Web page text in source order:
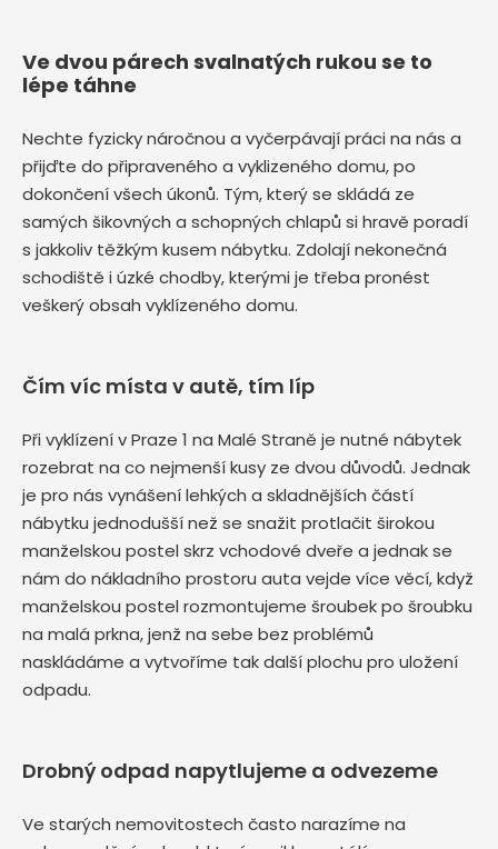
Ve dvou párech svalnatých rukou se to
lépe táhne
Nechte fyzicky náročnou a vyčerpávají práci na nás a
přijďte do připraveného a vyklizeného domu, po
dokončení všech úkonů. Tým, který se skládá ze
samých šikovných a schopných chlapů si hravě poradí
s jakkoliv těžkým kusem nábytku. Zdolají nekonečná
schodiště i úzké chodby, kterými je třeba pronést
veškerý obsah vyklízeného domu.
Čím víc místa v autě, tím líp
Při vyklízení v Praze 1 na Malé Straně je nutné nábytek
rozebrat na co nejmenší kusy ze dvou důvodů. Jednak
je pro nás vynášení lehkých a skladnějších částí
nábytku jednodušší než se snažit protlačit širokou
manželskou postel skrz vchodové dveře a jednak se
nám do nákladního prostoru auta vejde více věcí, když
manželskou postel rozmontujeme šroubek po šroubku
na malá prkna, jenž na sebe bez problémů
naskládáme a vytvoříme tak další plochu pro uložení
odpadu.
Drobný odpad napytlujeme a odvezeme
Ve starých nemovitostech často narazíme na